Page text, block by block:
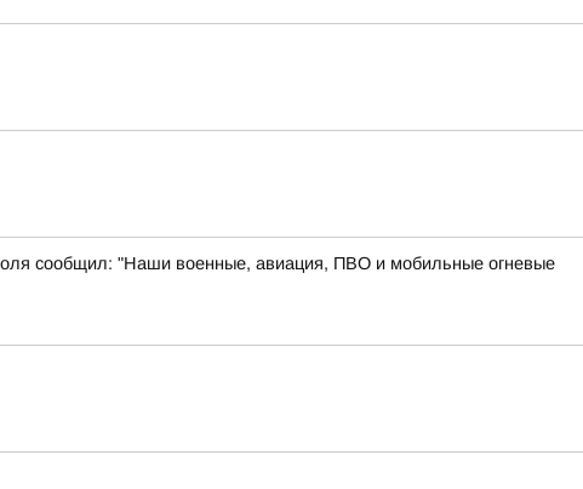
сообщил: "Наши военные, авиация, ПВО и мобильные огневые